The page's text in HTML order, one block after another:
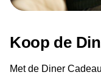
Koop de
Met de Diner